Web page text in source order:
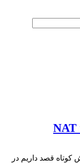
NAT
کوتاه قصد داریم در